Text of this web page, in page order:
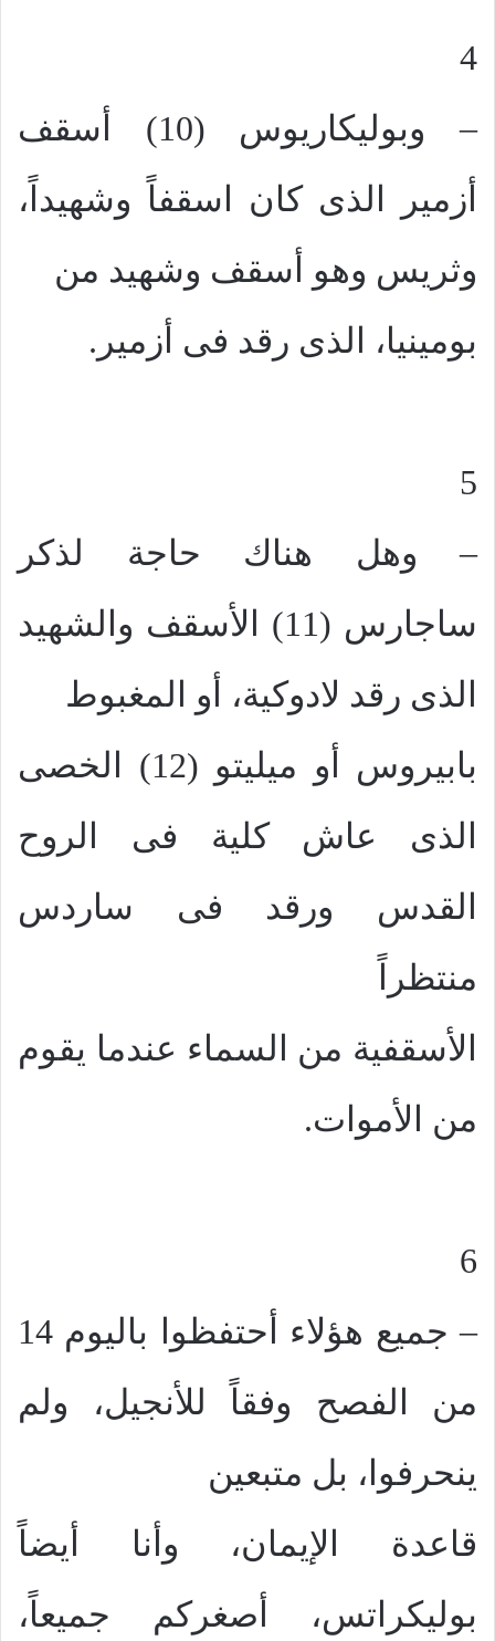
4
– وبوليكاريوس (10) أسقف
أزمير الذى كان اسقفاً وشهيداً،
وثريس وهو أسقف وشهيد من
بومينيا، الذى رقد فى أزمير.
5
– وهل هناك حاجة لذكر
ساجارس (11) الأسقف والشهيد
الذى رقد لادوكية، أو المغبوط
بابيروس أو ميليتو (12) الخصى
الذى عاش كلية فى الروح
القدس ورقد فى ساردس
منتظراً
الأسقفية من السماء عندما يقوم
من الأموات.
6
– جميع هؤلاء أحتفظوا باليوم 14
من الفصح وفقاً للأنجيل، ولم
ينحرفوا، بل متبعين
قاعدة الإيمان، وأنا أيضاً
بوليكراتس، أصغركم جميعاً،